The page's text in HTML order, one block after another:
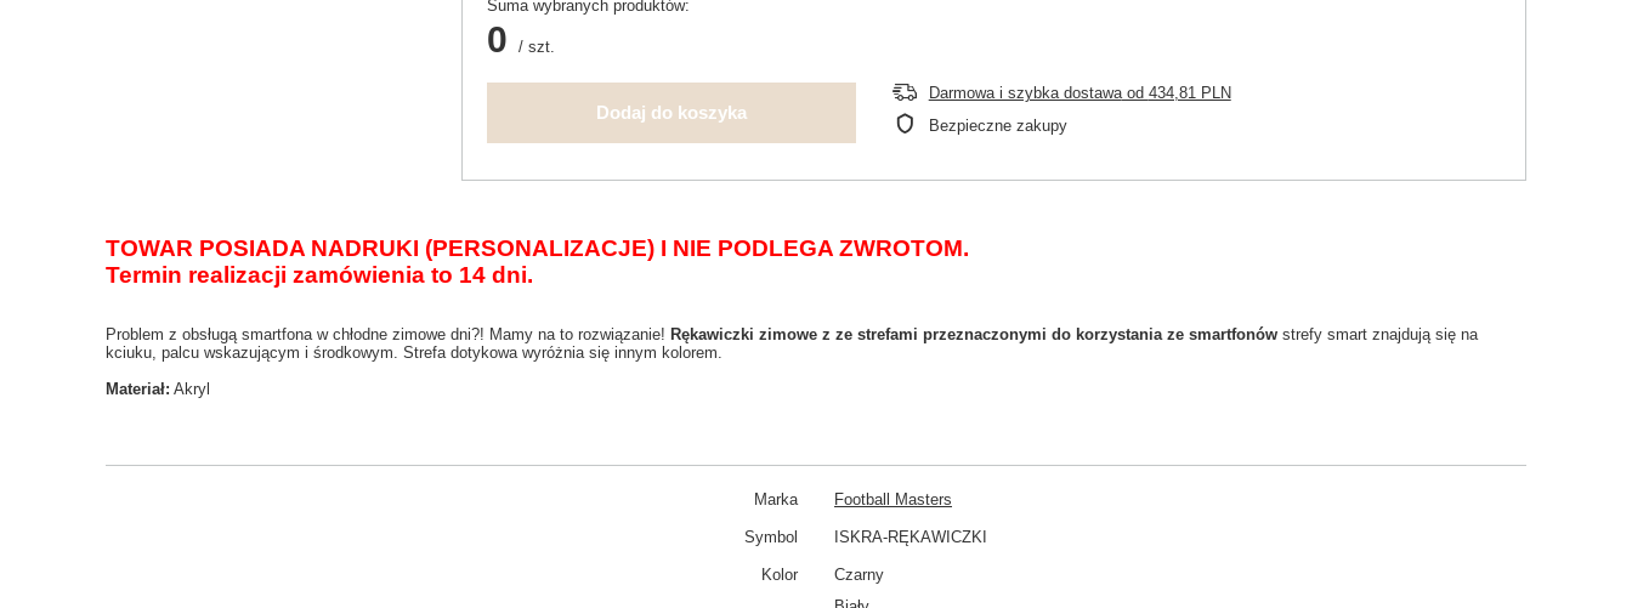
Suma wybranych produktów:
0 / szt.
Dodaj do koszyka
Darmowa i szybka dostawaod 434,81 PLN
Bezpieczne zakupy
TOWAR POSIADA NADRUKI (PERSONALIZACJE) I NIE PODLEGA ZWROTOM.
Termin realizacji zamówienia to 14 dni.
Problem z obsługą smartfona w chłodne zimowe dni?! Mamy na to rozwiązanie! Rękawiczki zimowe z ze strefami przeznaczonymi do korzystania ze smartfonów strefy smart znajdują się na
kciuku, palcu wskazującym i środkowym. Strefa dotykowa wyróżnia się innym kolorem
Materiał: Akryl
Marka Football Masters
Symbol ISKRA-RĘKAWICZKI
Kolor
Czarny